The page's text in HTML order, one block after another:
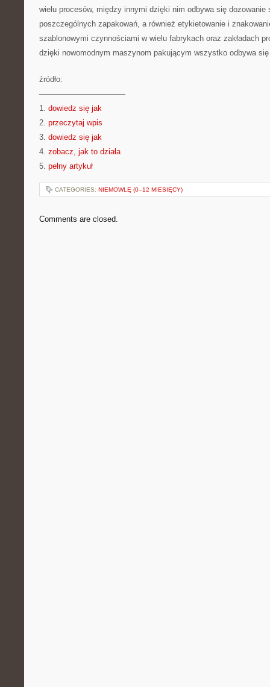
wielu procesów, między innymi dzięki nim odbywa się
poszczególnych zapakowań, a również etykietowanie i
szablonowymi czynnościami w wielu fabrykach oraz zakładach
dzięki nowomodnym maszynom pakującym wszystko odbywa się
źródło:
———————————
1. dowiedz się jak
2. przeczytaj wpis
3. dowiedz się jak
4. zobacz, jak to działa
5. pełny artykuł
CATEGORIES: NIEMOWLĘ (0–12 MIESIĘCY)
Comments are closed.